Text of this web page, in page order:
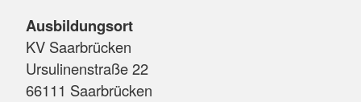
Ausbildungsort
KV Saarbrücken
Ursulinenstraße 22
66111 Saarbrücken